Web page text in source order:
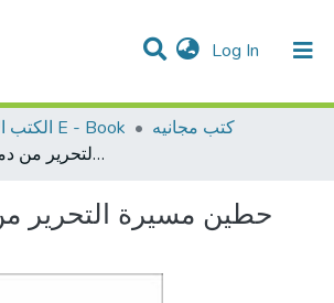
Log In (current)
& Collections
All of DSpace
الكتب الالكترونيه E - Book
كتب مجانيه
حطين مسيرة التحرير من دمشق الى القدس
حطين مسيرة التحرير